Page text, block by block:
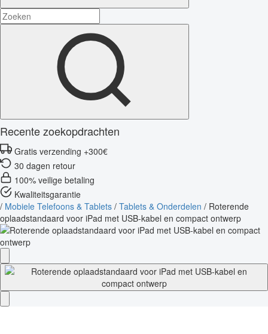
Recente zoekopdrachten
Gratis verzending +300€
30 dagen retour
100% veilige betaling
Kwaliteitsgarantie
/ Mobiele Telefoons & Tablets / Tablets & Onderdelen / Roterende
oplaadstandaard voor iPad met USB-kabel en compact ontwerp